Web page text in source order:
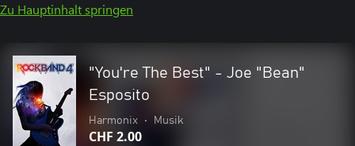
Zu Hauptinhalt springen
"You're The Best" - Joe "Bean"
Esposito
Harmonix • Musik
CHF 2.00